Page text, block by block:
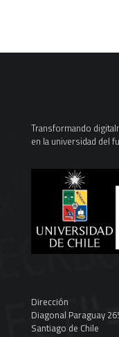
Transformando
en la universidad del
Dirección
Diagonal Paraguay
Santiago de Chile